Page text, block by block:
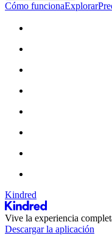
Cómo funcionaExplorar
Kindred
Vive la experiencia
Descargar la aplicación